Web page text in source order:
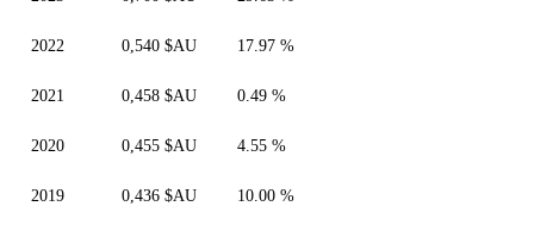
2022 0,540 $AU 17.97 %
2021 0,458 $AU 0.49 %
2020 0,455 $AU 4.55 %
2019 0,436 $AU 10.00 %